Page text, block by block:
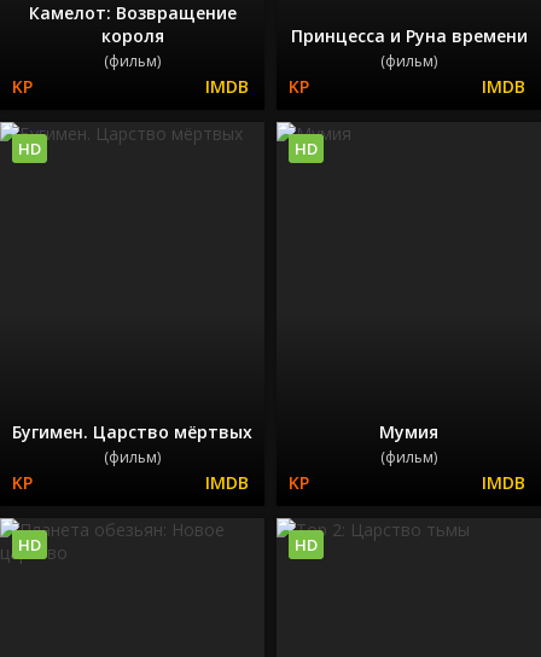
Камелот: Возвращение
короля
(фильм)
Принцесса и Руна времени
(фильм)
Бугимен. Царство мёртвых
(фильм)
HD
Мумия
(фильм)
HD
HD HD